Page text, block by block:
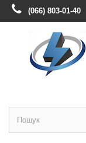
(066) 803-01-40